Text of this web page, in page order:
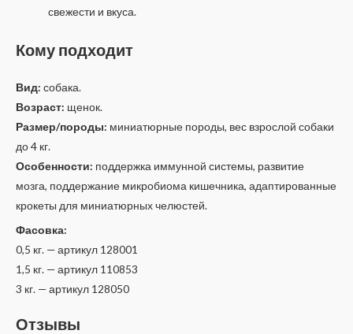
свежести и вкуса.
Кому подходит
Вид: собака.
Возраст: щенок.
Размер/породы: миниатюрные породы, вес взрослой собаки
до 4 кг.
Особенности: поддержка иммунной системы, развитие
мозга, поддержание микробиома кишечника, адаптированные
крокеты для миниатюрных челюстей.
Фасовка:
0,5 кг. — артикул 128001
1,5 кг. — артикул 110853
3 кг. — артикул 128050
Отзывы